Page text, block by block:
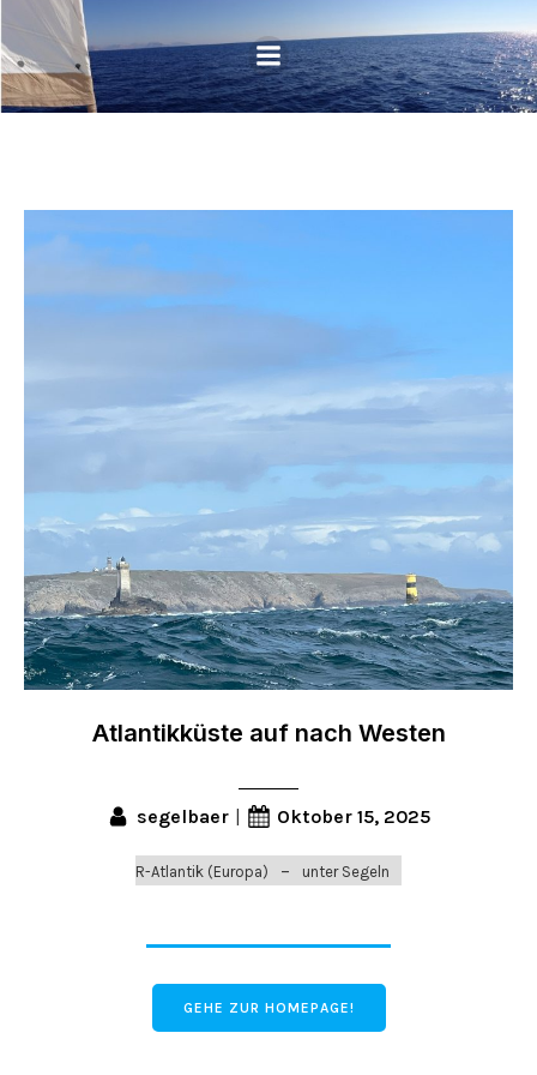
Atlantikküste auf nach Westen
segelbaer | Oktober 15, 2025
R-Atlantik (Europa) – unter Segeln
GEHE ZUR HOMEPAGE!